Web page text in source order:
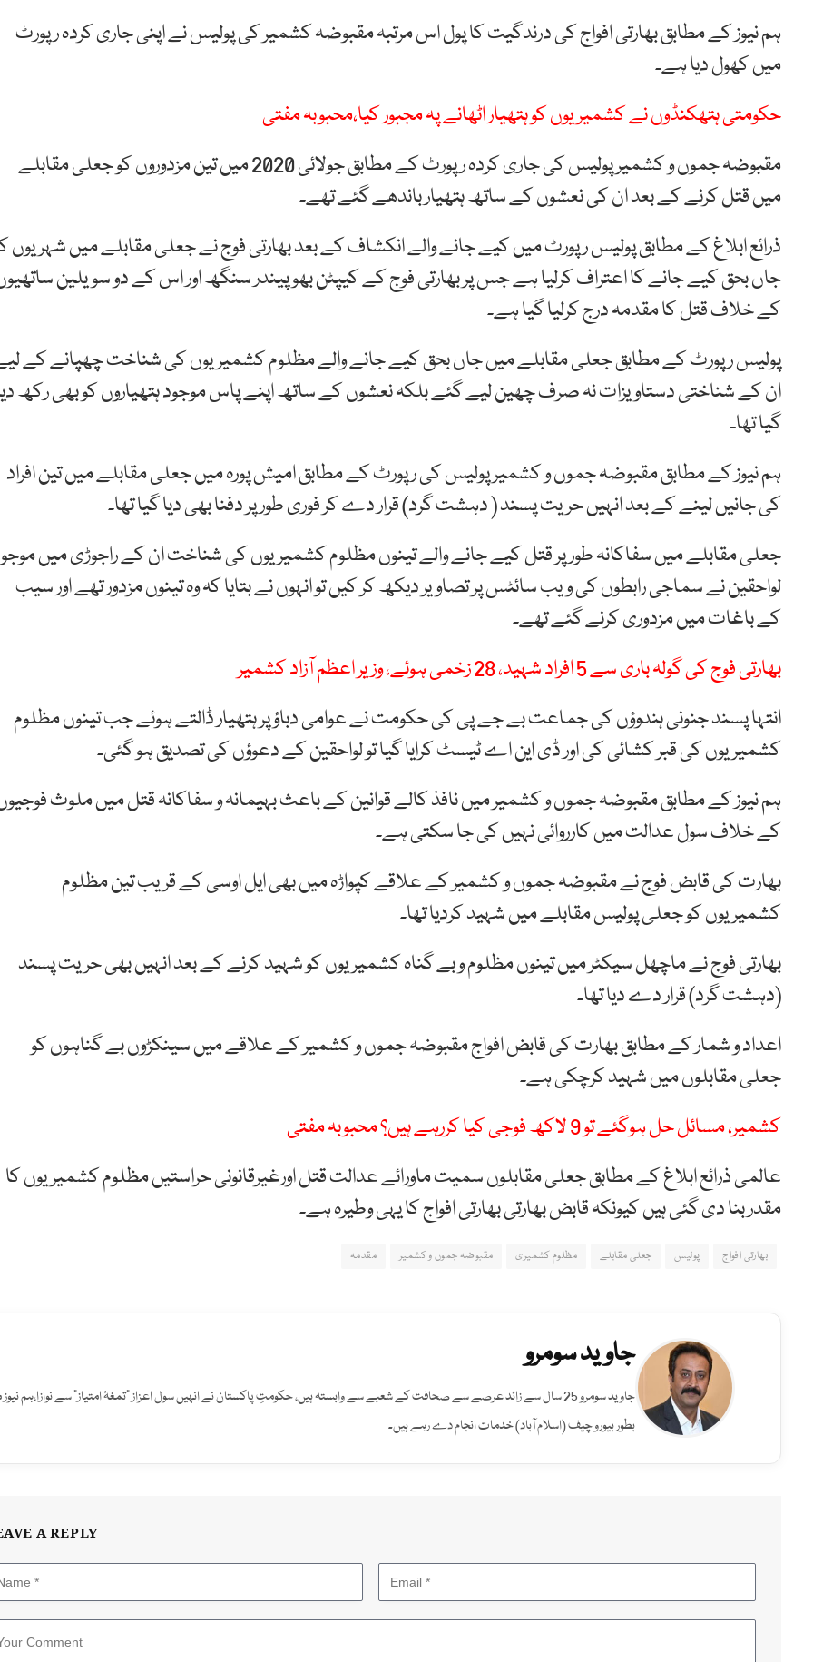
ہم نیوز کے مطابق بھارتی افواج کی درندگیت کا پول اس مرتبہ مقبوضہ کشمیر کی پولیس نے اپنی جاری کردہ رپورٹ
میں کھول دیا ہے۔
حکومتی ہتھکنڈوں نے کشمیریوں کو ہتھیار اٹھانے پہ مجبور کیا،محبوبہ مفتی
مقبوضہ جموں و کشمیر پولیس کی جاری کردہ رپورٹ کے مطابق جولائی 2020 میں تین مزدوروں کو جعلی مقابلے
میں قتل کرنے کے بعد ان کی نعشوں کے ساتھ ہتھیار باندھے گئے تھے۔
ذرائع ابلاغ کے مطابق پولیس رپورٹ میں کیے جانے والے انکشاف کے بعد بھارتی فوج نے جعلی مقابلے میں شہریوں
جاں بحق کیے جانے کا اعتراف کرلیا ہے جس پر بھارتی فوج کے کیپٹن بھوپیندر سنگھ اور اس کے دو سویلین
کے خلاف قتل کا مقدمہ درج کرلیا گیا ہے۔
پولیس رپورٹ کے مطابق جعلی مقابلے میں جاں بحق کیے جانے والے مظلوم کشمیریوں کی شناخت چھپانے کے
ان کے شناختی دستاویزات نہ صرف چھین لیے گئے بلکہ نعشوں کے ساتھ اپنے پاس موجود ہتھیاروں کو بھی رکھ
گیا تھا۔
ہم نیوز کے مطابق مقبوضہ جموں و کشمیر پولیس کی رپورٹ کے مطابق امیش پورہ میں جعلی مقابلے میں تین افراد
کی جانیں لینے کے بعد انہیں حریت پسند ( دہشت گرد) قرار دے کر فوری طور پر دفنا بھی دیا گیا تھا۔
جعلی مقابلے میں سفاکانہ طور پر قتل کیے جانے والے تینوں مظلوم کشمیریوں کی شناخت ان کے راجوڑی میں
لواحقین نے سماجی رابطوں کی ویب سائٹس پر تصاویر دیکھ کر کیں تو انہوں نے بتایا کہ وہ تینوں مزدور تھے اور سیب
کے باغات میں مزدوری کرنے گئے تھے۔
بھارتی فوج کی گولہ باری سے 5 افراد شہید، 28 زخمی ہوئے، وزیر اعظم آزاد کشمیر
انتہا پسند جنونی ہندوؤں کی جماعت بے جے پی کی حکومت نے عوامی دباؤ پر ہتھیار ڈالتے ہوئے جب تینوں مظلوم
کشمیریوں کی قبر کشائی کی اور ڈی این اے ٹیسٹ کرایا گیا تو لواحقین کے دعوؤں کی تصدیق ہو گئی۔
ہم نیوز کے مطابق مقبوضہ جموں و کشمیر میں نافذ کالے قوانین کے باعث بہیمانہ و سفاکانہ قتل میں ملوث
کے خلاف سول عدالت میں کارروائی نہیں کی جا سکتی ہے۔
بھارت کی قابض فوج نے مقبوضہ جموں و کشمیر کے علاقے کپواڑہ میں بھی ایل اوسی کے قریب تین مظلوم
کشمیریوں کو جعلی پولیس مقابلے میں شہید کردیا تھا۔
بھارتی فوج نے ماچھل سیکٹر میں تینوں مظلوم و بے گناہ کشمیریوں کو شہید کرنے کے بعد انہیں بھی حریت پسند
(دہشت گرد) قرار دے دیا تھا۔
اعداد و شمار کے مطابق بھارت کی قابض افواج مقبوضہ جموں و کشمیر کے علاقے میں سینکڑوں بے گناہوں کو
جعلی مقابلوں میں شہید کرچکی ہے۔
کشمیر، مسائل حل ہوگئے تو 9 لاکھ فوجی کیا کررہے ہیں؟ محبوبہ مفتی
عالمی ذرائع ابلاغ کے مطابق جعلی مقابلوں سمیت ماورائے عدالت قتل اورغیرقانونی حراستیں مظلوم کشمیریوں کا
مقدر بنا دی گئی ہیں کیونکہ قابض بھارتی بھارتی افواج کا یہی وطیرہ ہے۔
بھارتی افواج پولیس جعلی مقابلے مظلوم کشمیری مقبوضہ جموں و کشمیر مقدمہ
جاوید سومرو
جاوید سومرو 25 سال سے زائد عرصے سے صحافت کے شعبے سے وابستہ ہیں، حکومتِ پاکستان نے انہیں سول اعزاز "تمغۂ امتیاز" سے نوازا،ہم
بطور بیورو چیف (اسلام آباد) خدمات انجام دے رہے ہیں۔
A REPLY